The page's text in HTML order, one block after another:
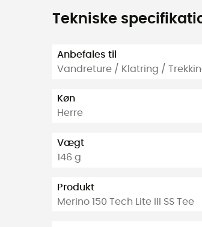
Tekniske
Anbefales til
Vandreture / Klatring /
Køn
Herre
Vægt
146 g
Produkt
Merino 150 Tech Lite III SS Tee